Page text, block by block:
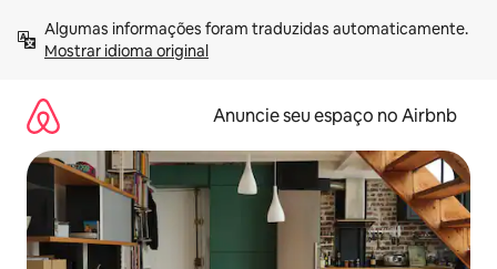
para
Mostrar idioma original
Anuncie seu espaço no Airbnb